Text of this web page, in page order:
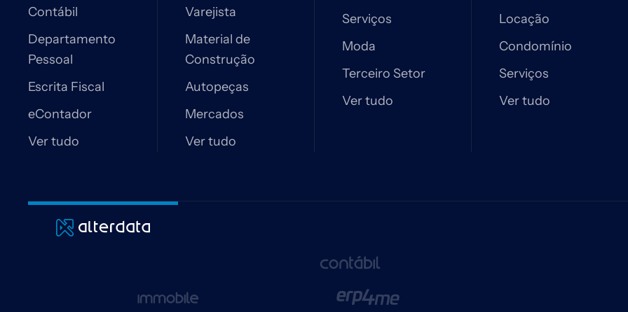
Contábil
Departamento
Pessoal
Escrita Fiscal
eContador
Ver tudo
Varejista
Material de
Construção
Autopeças
Mercados
Ver tudo
Serviços
Moda
Terceiro Setor
Ver tudo
Locação
Condomínio
Serviços
Ver tudo